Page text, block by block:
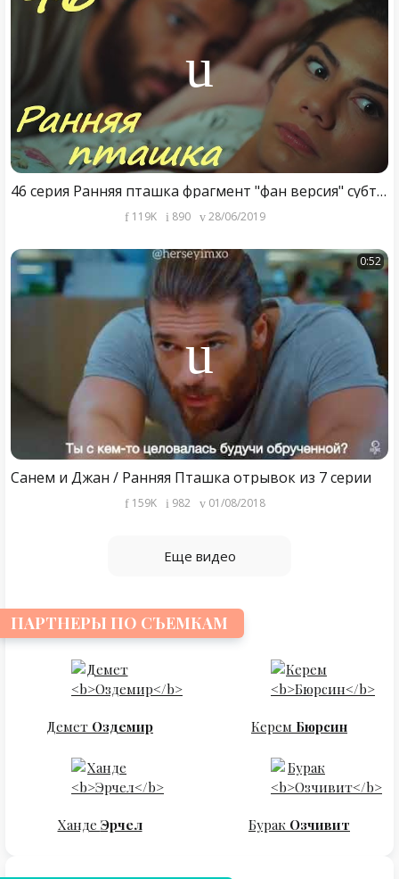
46 серия Ранняя пташка фрагмент "фан версия" субтитры HD Erkenci Kus (English subtitles)
119K 890 28/06/2019
0:52
Санем и Джан / Ранняя Пташка отрывок из 7 серии
159K 982 01/08/2018
Еще видео
ПАРТНЕРЫ ПО СЪЕМКАМ
Демет Оздемир Керем Бюрсин
Ханде Эрчел Бурак Озчивит